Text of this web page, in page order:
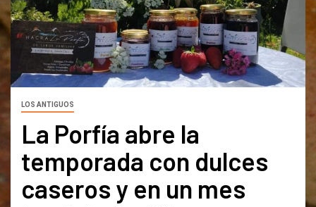
LOS ANTIGUOS
La Porfía abre la
temporada con dulces
caseros y en un mes